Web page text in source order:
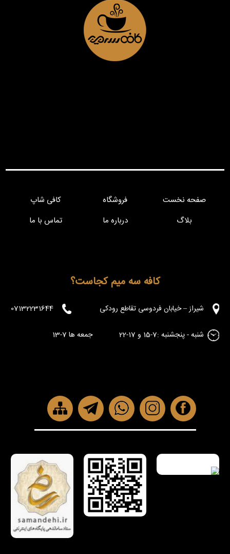
صفحه نخست فروشگاه
کافی شاپ
بلاگ
درباره ما تماس با ما
کافه سه میم کجاست؟
شیراز – خیابان فردوسی تقاطع رودکی 07132231644
شنبه - پنجشنبه :7-15 و 17-22 جمعه ها 7-13